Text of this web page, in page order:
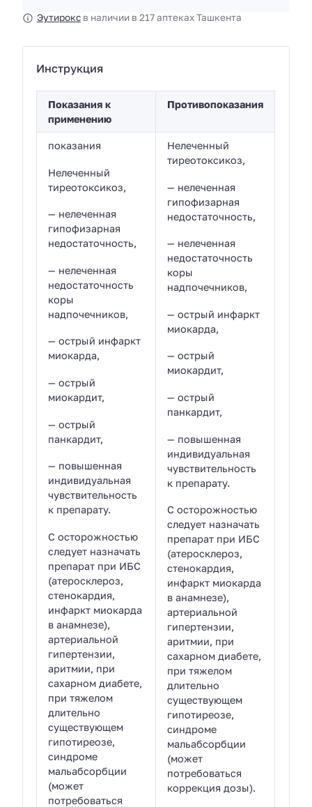
Эутироксв наличии в 217 аптеках Ташкента
Инструкция
Показания к
применению
Противопоказания
показания
Нелеченный
тиреотоксикоз,
— нелеченная
гипофизарная
недостаточность,
— нелеченная
недостаточность
коры
надпочечников,
— острый инфаркт
миокарда,
— острый
миокардит,
— острый
панкардит,
— повышенная
индивидуальная
чувствительность
к препарату.
С осторожностью
следует назначать
препарат при ИБС
(атеросклероз,
стенокардия,
инфаркт миокарда
в анамнезе),
артериальной
гипертензии,
аритмии, при
сахарном диабете,
при тяжелом
длительно
существующем
гипотиреозе,
синдроме
мальабсорбции
(может
потребоваться
Нелеченный
тиреотоксикоз,
— нелеченная
гипофизарная
недостаточность,
— нелеченная
недостаточность
коры
надпочечников,
— острый инфаркт
миокарда,
— острый
миокардит,
— острый
панкардит,
— повышенная
индивидуальная
чувствительность
к препарату.
С осторожностью
следует назначать
препарат при ИБС
(атеросклероз,
стенокардия,
инфаркт миокарда
в анамнезе),
артериальной
гипертензии,
аритмии, при
сахарном диабете,
при тяжелом
длительно
существующем
гипотиреозе,
синдроме
мальабсорбции
(может
потребоваться
коррекция дозы).